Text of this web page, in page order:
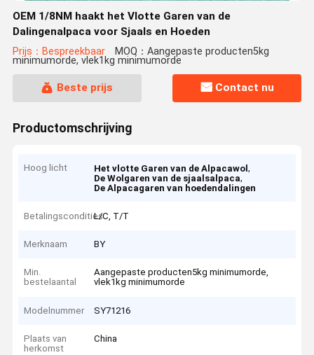
OEM 1/8NM haakt het Vlotte Garen van de
Dalingenalpaca voor Sjaals en Hoeden
Prijs：Bespreekbaar MOQ：Aangepaste producten5kg
minimumorde, vlek1kg minimumorde
Beste prijs Contact nu
Productomschrijving
Hoog licht Het vlotte Garen van de Alpacawol,
De Wolgaren van de sjaalsalpaca,
De Alpacagaren van hoedendalingen
BetalingsconditiesL/C, T/T
Merknaam BY
Min.
bestelaantal
Aangepaste producten5kg minimumorde,
vlek1kg minimumorde
Modelnummer SY71216
Plaats van
herkomst
China